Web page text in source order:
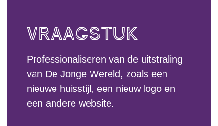
VRAAGSTUK
Professionaliseren van de uitstraling
van De Jonge Wereld, zoals een
nieuwe huisstijl, een nieuw logo en
een andere website.